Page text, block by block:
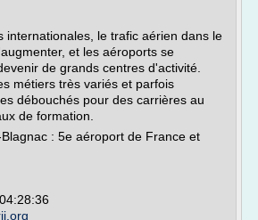
internationales, le trafic aérien dans le
et les aéroports se
de grands centres d'activité.
métiers très variés et parfois
débouchés pour des carrières au
de formation.
: 5e aéroport de France et